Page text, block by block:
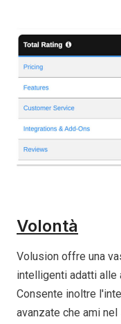
Volontà
Volusion offre una
intelligenti adatti
Consente inoltre
avanzate che ami